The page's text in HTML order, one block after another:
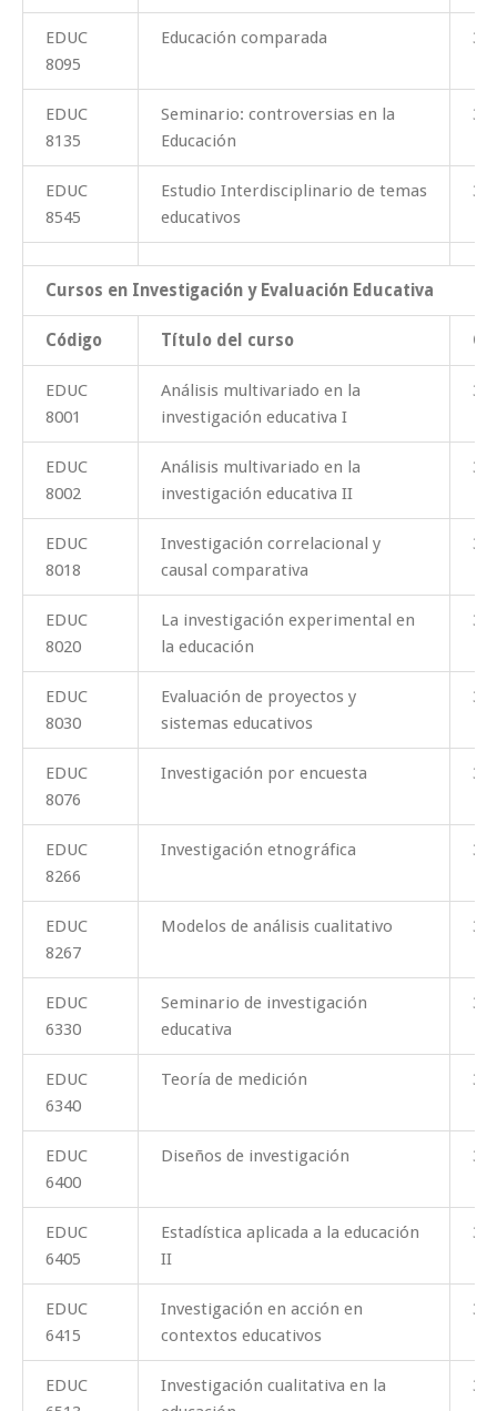
EDUC
8095
Educación comparada 3
EDUC
8135
Seminario: controversias en la
Educación
3
EDUC
8545
Estudio Interdisciplinario de temas
educativos
3
Cursos en Investigación y Evaluación Educativa
Código Título del curso
EDUC
8001
Análisis multivariado en la
investigación educativa I
3
EDUC
8002
Análisis multivariado en la
investigación educativa II
3
EDUC
8018
Investigación correlacional y
causal comparativa
3
EDUC
8020
La investigación experimental en
la educación
3
EDUC
8030
Evaluación de proyectos y
sistemas educativos
3
EDUC
8076
Investigación por encuesta 3
EDUC
8266
Investigación etnográfica 3
EDUC
8267
Modelos de análisis cualitativo 3
EDUC
6330
Seminario de investigación
educativa
3
EDUC
6340
Teoría de medición 3
EDUC
6400
Diseños de investigación 3
EDUC
6405
Estadística aplicada a la educación
II
3
EDUC
6415
Investigación en acción en
contextos educativos
3
EDUC
Investigación cualitativa en la
3